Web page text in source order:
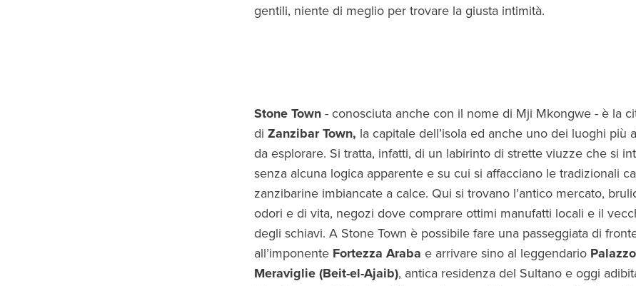
gentili, niente di meglio per trovare la giusta intimità.
Stone Town - conosciuta anche con il nome di Mji Mkongwe - è la
di Zanzibar Town, la capitale dell’isola ed anche uno dei luoghi più
da esplorare. Si tratta, infatti, di un labirinto di strette viuzze che si
senza alcuna logica apparente e su cui si affacciano le tradizionali
zanzibarine imbiancate a calce. Qui si trovano l’antico mercato,
odori e di vita, negozi dove comprare ottimi manufatti locali e il
degli schiavi. A Stone Town è possibile fare una passeggiata di
all’imponente Fortezza Araba e arrivare sino al leggendario
Meraviglie (Beit-el-Ajaib), antica residenza del Sultano e oggi